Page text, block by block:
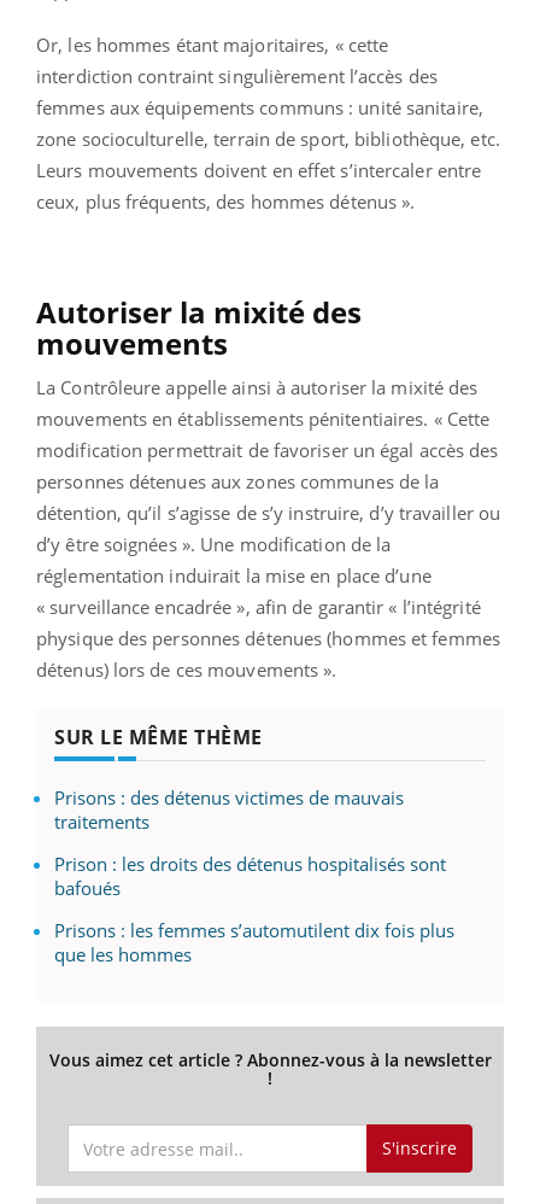
Or, les hommes étant majoritaires, « cette
interdiction contraint singulièrement l’accès des
femmes aux équipements communs : unité sanitaire,
zone socioculturelle, terrain de sport, bibliothèque, etc.
Leurs mouvements doivent en effet s’intercaler entre
ceux, plus fréquents, des hommes détenus ».
Autoriser la mixité des
mouvements
La Contrôleure appelle ainsi à autoriser la mixité des
mouvements en établissements pénitentiaires. « Cette
modification permettrait de favoriser un égal accès des
personnes détenues aux zones communes de la
détention, qu’il s’agisse de s’y instruire, d’y travailler ou
d’y être soignées ». Une modification de la
réglementation induirait la mise en place d’une
« surveillance encadrée », afin de garantir « l’intégrité
physique des personnes détenues (hommes et femmes
détenus) lors de ces mouvements ».
SUR LE MÊME THÈME
Prisons : des détenus victimes de mauvais
traitements
Prison : les droits des détenus hospitalisés sont
bafoués
Prisons : les femmes s’automutilent dix fois plus
que les hommes
Vous aimez cet article ? Abonnez-vous à la newsletter
!
S'inscrire